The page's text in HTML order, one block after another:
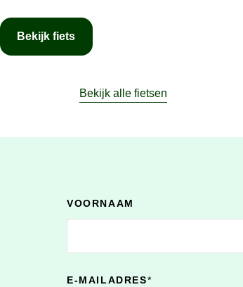
Bekijk fiets
Bekijk alle fietsen
VOORNAAM
E-MAILADRES*